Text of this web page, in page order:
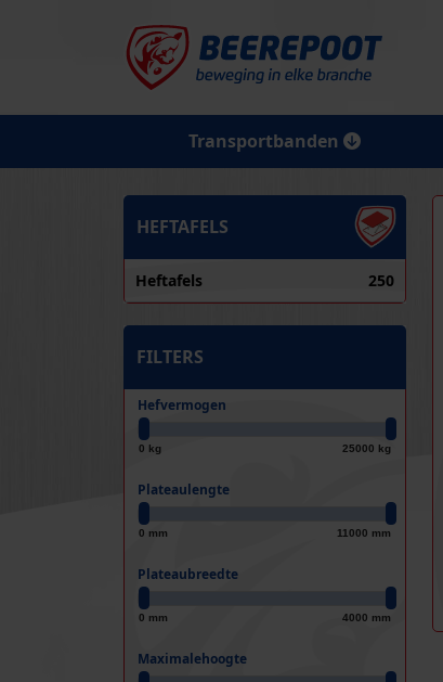
Transportbanden
HEFTAFELS
Heftafels 250
FILTERS
Hefvermogen
0 kg 25000 kg
Plateaulengte
0 mm 11000 mm
Plateaubreedte
0 mm 4000 mm
Maximalehoogte